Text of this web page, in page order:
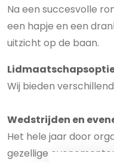
Na een succesvolle
een hapje en een
uitzicht op de baan.
Wij bieden
Wedstrijden en
Het hele jaar door
gezellige